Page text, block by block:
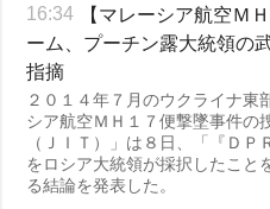
16:34
【マレーシア航空Ｍ
ーム、プーチン露大統領の
指摘
２０１４年７月のウクライナ東
シア航空ＭＨ１７便撃墜事件の
（ＪＩＴ）」は８日、「『Ｄ
をロシア大統領が採択したこと
る結論を発表した。